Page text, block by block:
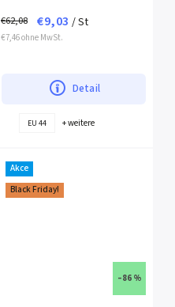
€7,46 ohne MwSt.
€62,08 €9,03 / St
Detail
EU 44 + weitere
Akce
Black Friday!
–86 %